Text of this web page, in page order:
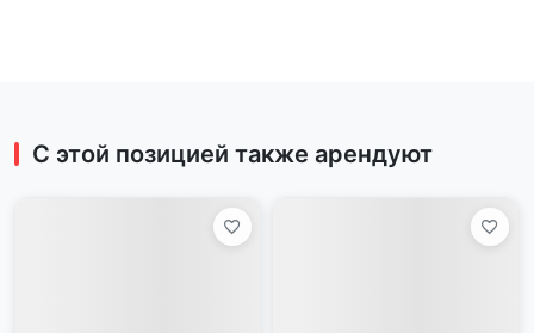
С этой позицией также арендуют